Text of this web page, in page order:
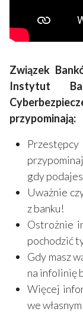
Związek
Instytut
przypominają:
gdy
Uważnie
z banku!
Ostrożnie
pochodzić
Gdy masz
na infolinię
Więcej
we